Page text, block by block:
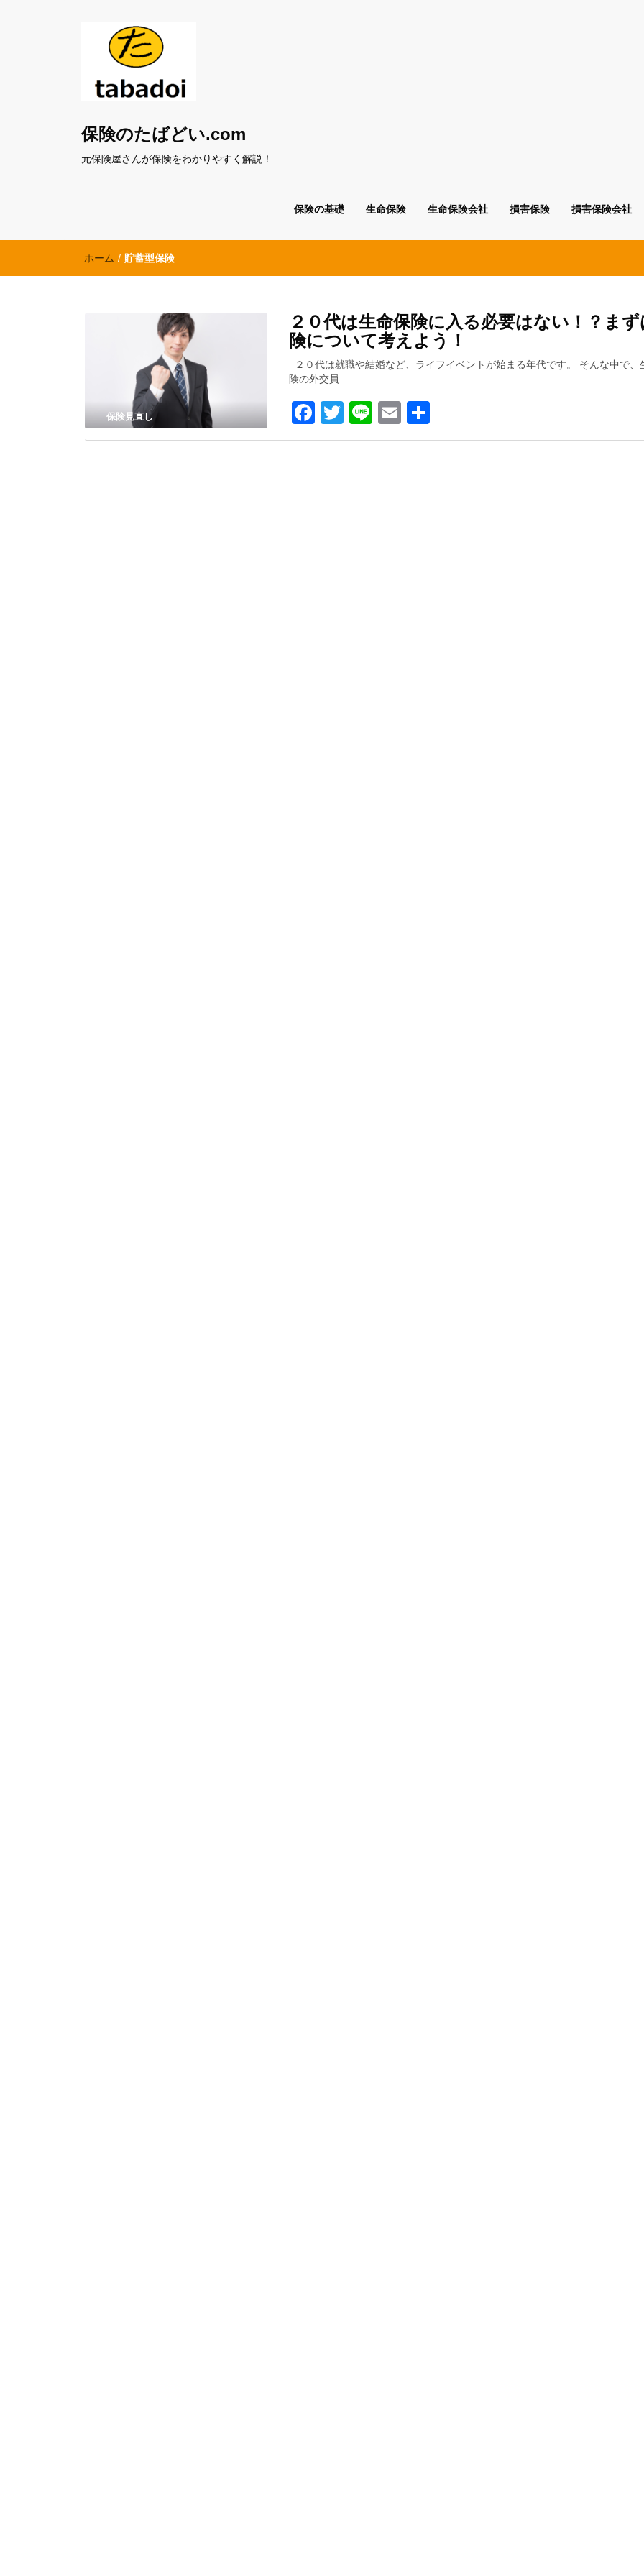
保険のたばどい.com
元保険屋さんが保険をわかりやすく解説！
保険の基礎 生命保険 生命保険会社 損害保険 損害保険会社
ホーム / 貯蓄型保険
保険見直し
２０代は生命保険に入る必要はない！？ま
険について考えよう！
２０代は就職や結婚など、ライフイベントが始まる年代です。 そんな中で、
険の外交員 …
Facebook
Twitter
LineEmail
有